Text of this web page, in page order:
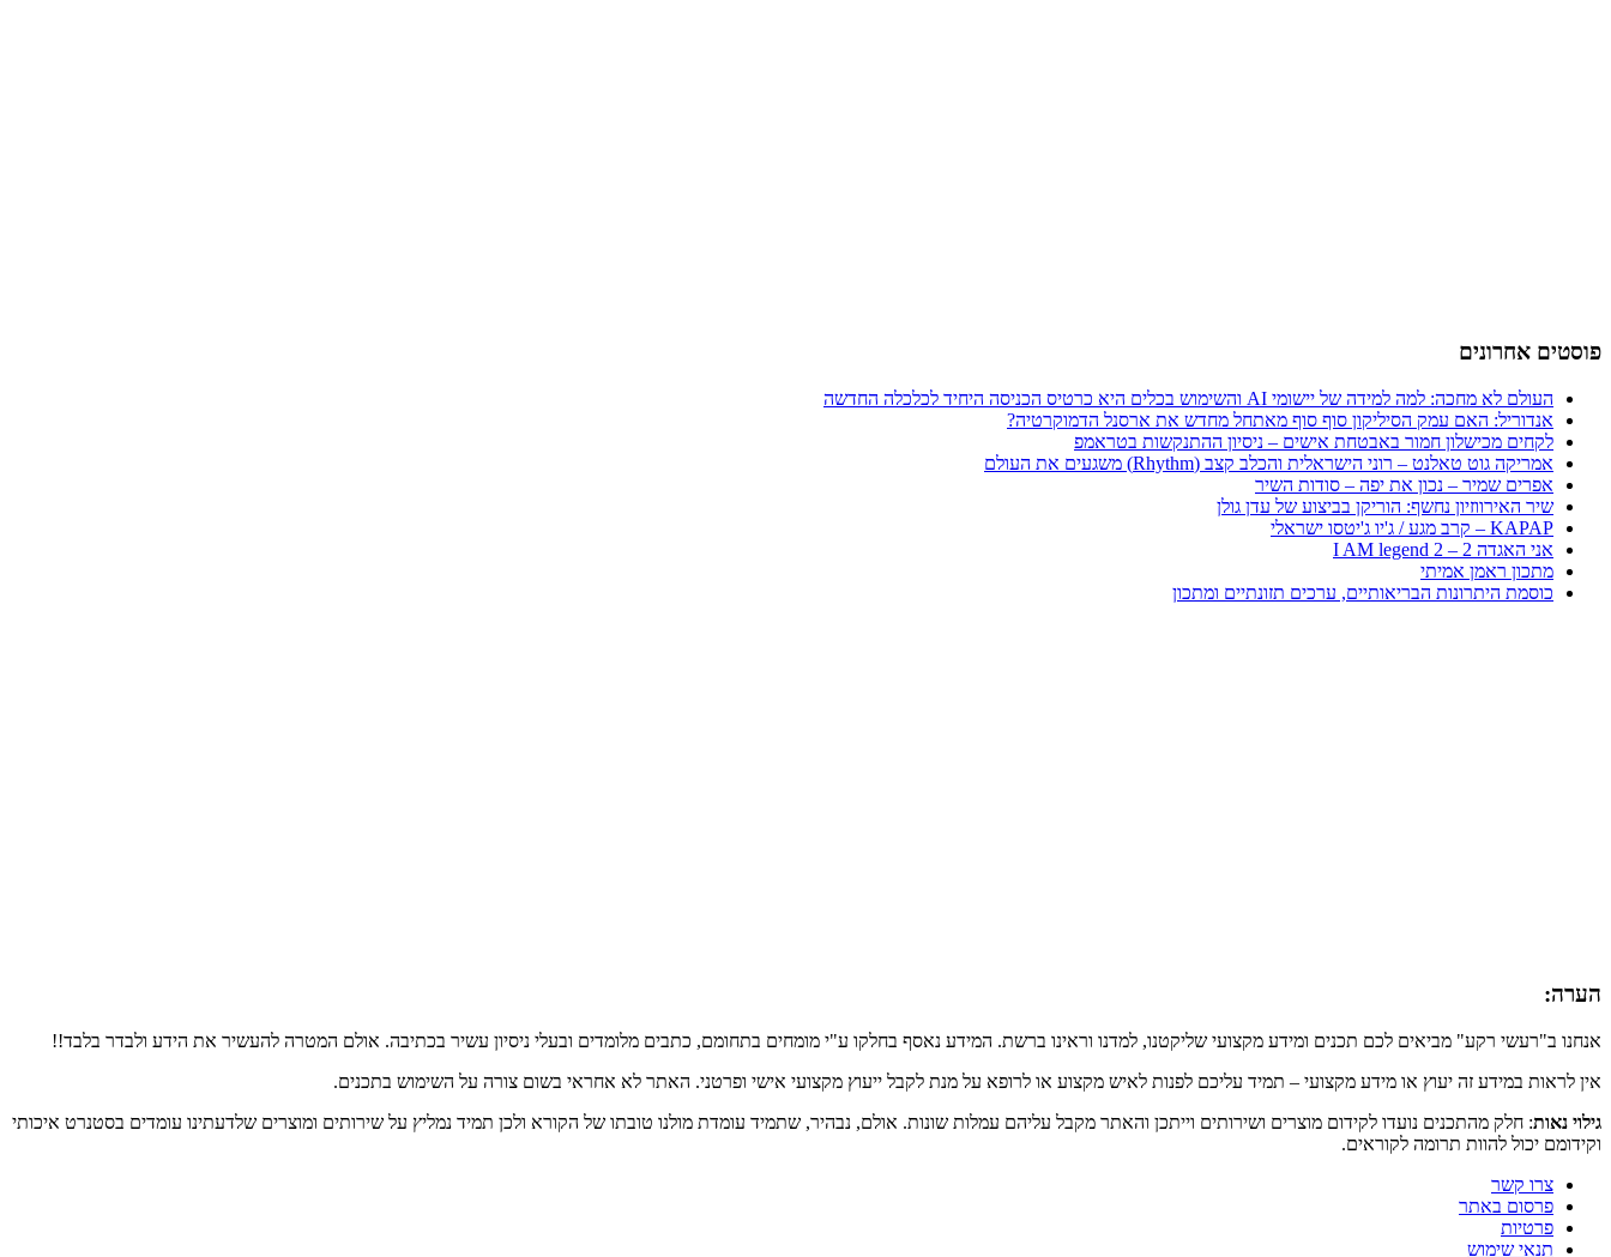
פוסטים אחרונים
העולם לא מחכה: למה למידה של יישומי AI והשימוש בכלים היא כרטיס הכניסה היחיד לכלכלה החדשה
אנדוריל: האם עמק הסיליקון סוף סוף מאתחל מחדש את ארסנל הדמוקרטיה?
לקחים מכישלון חמור באבטחת אישים – ניסיון ההתנקשות בטראמפ
אמריקה גוט טאלנט – רוני הישראלית והכלב קצב (Rhythm) משגעים את העולם
אפרים שמיר – נכון את יפה – סודות השיר
שיר האירווזיון נחשף: הוריקן בביצוע של עדן גולן
KAPAP – קרב מגע / ג'יו ג'יטסו ישראלי
אני האגדה 2 – I AM legend 2
מתכון ראמן אמיתי
כוסמת היתרונות הבריאותיים, ערכים תזונתיים ומתכון
הערה:
אנחנו ב"רעשי רקע" מביאים לכם תכנים ומידע מקצועי שליקטנו, למדנו וראינו ברשת. המידע נאסף בחלקו ע"י מומחים בתחומם, כתבים מלומדים ובעלי ניסיון עשיר בכתיבה. אולם המטרה להעשיר את הידע ולבדר בלבד!!
אין לראות במידע זה יעוץ או מידע מקצועי – תמיד עליכם לפנות לאיש מקצוע או לרופא על מנת לקבל ייעוץ מקצועי אישי ופרטני. האתר לא אחראי בשום צורה על השימוש בתכנים.
גילוי נאות: חלק מהתכנים נועדו לקידום מוצרים ושירותים וייתכן והאתר מקבל עליהם עמלות שונות. אולם, נבהיר, שתמיד עומדת מולנו טובתו של הקורא ולכן תמיד נמליץ על שירותים ומוצרים שלדעתינו עומדים בסטנרט איכותי
וקידומם יכול להוות תרומה לקוראים.
צרו קשר
פרסום באתר
פרטיות
תנאי שימוש